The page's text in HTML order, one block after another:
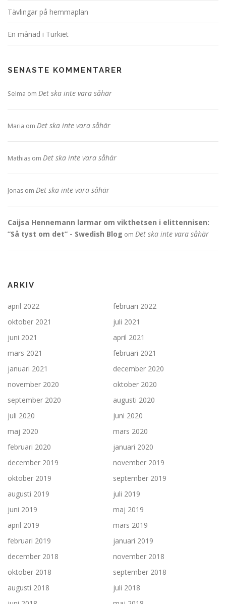
Tävlingar på hemmaplan
En månad i Turkiet
SENASTE KOMMENTARER
Selma om Det ska inte vara såhär
Maria om Det ska inte vara såhär
Mathias om Det ska inte vara såhär
Jonas om Det ska inte vara såhär
Caijsa Hennemann larmar om vikthetsen i elittennisen:
”Så tyst om det” - Swedish Blog om Det ska inte vara såhär
ARKIV
april 2022
februari 2022
oktober 2021
juli 2021
juni 2021
april 2021
mars 2021
februari 2021
januari 2021
december 2020
november 2020
oktober 2020
september 2020
augusti 2020
juli 2020
juni 2020
maj 2020
mars 2020
februari 2020
januari 2020
december 2019
november 2019
oktober 2019
september 2019
augusti 2019
juli 2019
juni 2019
maj 2019
april 2019
mars 2019
februari 2019
januari 2019
december 2018
november 2018
oktober 2018
september 2018
augusti 2018
juli 2018